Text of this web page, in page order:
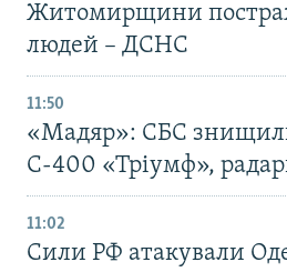
Житомирщини
людей – ДСНС
11:50
«Мадяр»: СБС
С-400 «Тріумф»,
11:02
Сили РФ атакували